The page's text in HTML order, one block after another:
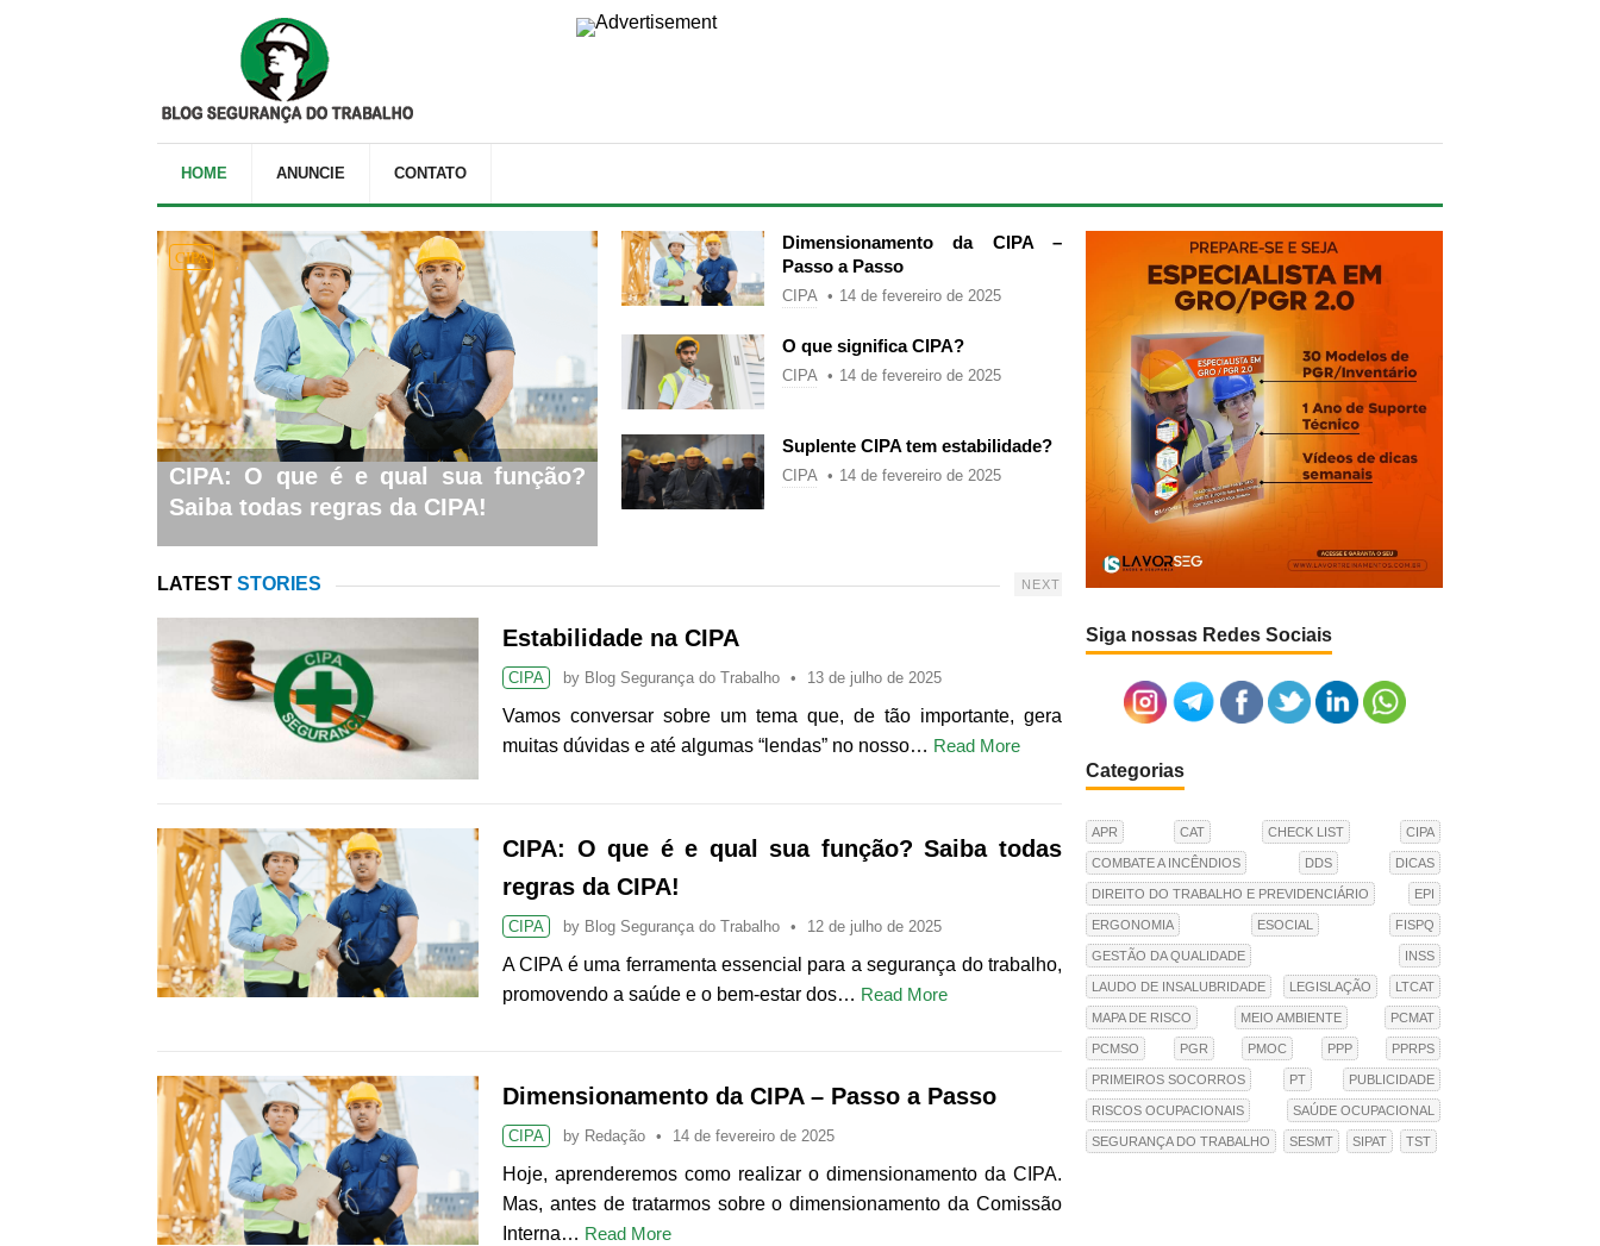
HOME ANUNCIE CONTATO
CIPA: O que é e qual sua função?
Saiba todas regras da CIPA!
CIPA
Dimensionamento da CIPA –
Passo a Passo
CIPA 14 de fevereiro de 2025
O que significa CIPA?
CIPA 14 de fevereiro de 2025
Suplente CIPA tem estabilidade?
CIPA 14 de fevereiro de 2025
LATEST STORIES NEXT
Estabilidade na CIPA
CIPA by Blog Segurança do Trabalho 13 de julho de 2025
Vamos conversar sobre um tema que, de tão importante, gera
muitas dúvidas e até algumas “lendas” no nosso… Read More
CIPA: O que é e qual sua função? Saiba todas
regras da CIPA!
CIPA by Blog Segurança do Trabalho 12 de julho de 2025
A CIPA é uma ferramenta essencial para a segurança do trabalho,
promovendo a saúde e o bem-estar dos… Read More
Dimensionamento da CIPA – Passo a Passo
CIPA by Redação 14 de fevereiro de 2025
Hoje, aprenderemos como realizar o dimensionamento da CIPA.
Mas, antes de tratarmos sobre o dimensionamento da Comissão
Interna… Read More
Siga nossas Redes Sociais
Categorias
APR CAT CHECK LIST CIPA
COMBATE A INCÊNDIOS DDS DICAS
DIREITO DO TRABALHO E PREVIDENCIÁRIO EPI
ERGONOMIA ESOCIAL FISPQ
GESTÃO DA QUALIDADE INSS
LAUDO DE INSALUBRIDADE LEGISLAÇÃO LTCAT
MAPA DE RISCO MEIO AMBIENTE PCMAT
PCMSO PGR PMOC PPP PPRPS
PRIMEIROS SOCORROS PT PUBLICIDADE
RISCOS OCUPACIONAIS SAÚDE OCUPACIONAL
SEGURANÇA DO TRABALHO SESMT SIPAT TST